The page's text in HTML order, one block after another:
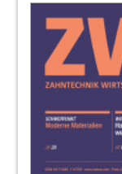
Redaktion
Die 1.
Georg
48
Redaktion